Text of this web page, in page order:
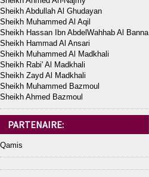
Sheikh Abdullah Al Ghudayan
Sheikh Muhammed Al Aqil
Sheikh Hassan Ibn AbdelWahhab Al Banna
Sheikh Hammad Al Ansari
Sheikh Muhammed Al Madkhali
Sheikh Rabi' Al Madkhali
Sheikh Zayd Al Madkhali
Sheikh Muhammed Bazmoul
Sheikh Ahmed Bazmoul
PARTENAIRE:
Qamis